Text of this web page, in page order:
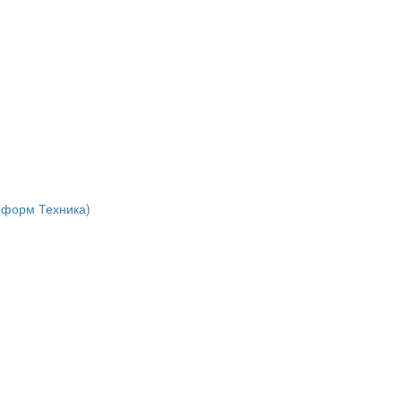
Техника)